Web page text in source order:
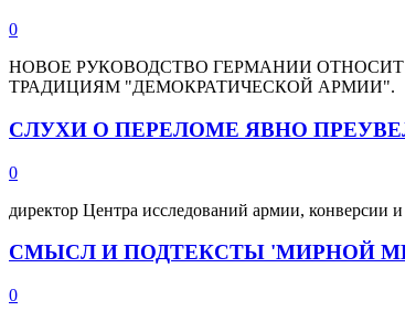
0
НОВОЕ РУКОВОДСТВО ГЕРМАНИИ
ТРАДИЦИЯМ "ДЕМОКРАТИЧЕСКОЙ АРМИИ".
СЛУХИ О ПЕРЕЛОМЕ ЯВНО
0
директор Центра исследований армии, конверсии
СМЫСЛ И ПОДТЕКСТЫ 'МИРНОЙ
0